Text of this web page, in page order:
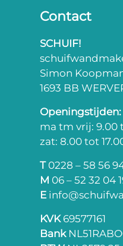
Contact
SCHUIF!
Simon
1693 BB
Openingstijden:
ma tm vrij: 9.00
zat: 8.00 tot
T0228 – 58 56
M 06 – 52 32 04
E
KVK69577161
Bank